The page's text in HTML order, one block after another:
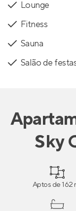
Lounge
Fitness
Sauna
Salão de
Sky
Aptos de 162